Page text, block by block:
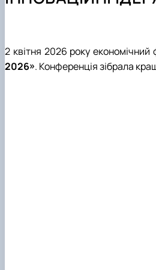
Навчальна практика
ОС PhD
Науковий гурток «Діджитал
2 квітня 2026 року
2026». Конференція зібрала